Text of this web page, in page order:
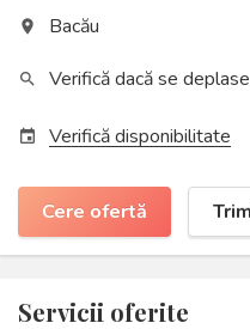
place Bacău
search Verifică dacă se
event Verifică disponibilitate
Cere ofertă
Servicii oferite